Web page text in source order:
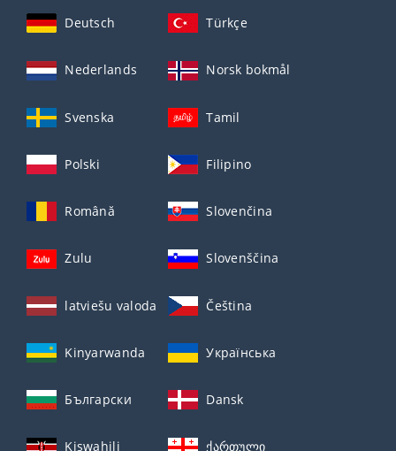
Deutsch Türkçe
Nederlands Norsk bokmål
Svenska Tamil
Polski Filipino
Română Slovenčina
Zulu Slovenščina
latviešu valoda Čeština
Kinyarwanda Українська
Български Dansk
Kiswahili ქართული